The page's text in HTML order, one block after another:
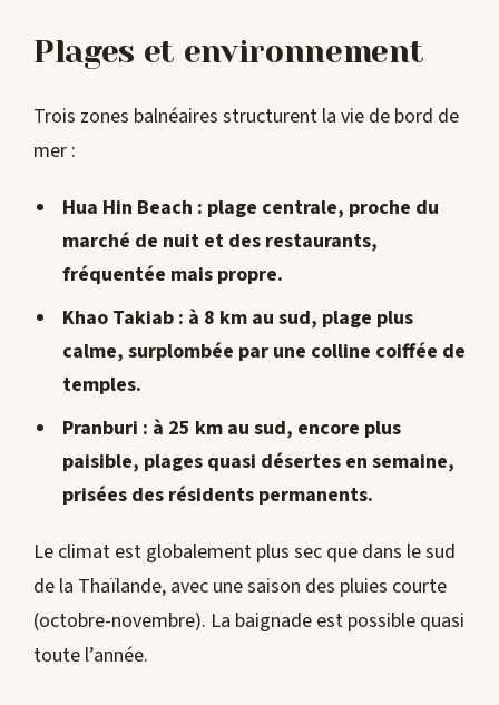
Plages et environnement
Trois zones balnéaires structurent la vie de bord de
mer :
Hua Hin Beach : plage centrale, proche du
marché de nuit et des restaurants,
fréquentée mais propre.
Khao Takiab: à 8 km au sud, plage plus
calme, surplombée par une colline coiffée de
temples.
Pranburi : à 25 km au sud, encore plus
paisible, plages quasi désertes en semaine,
prisées des résidents permanents.
Le climat est globalement plus sec que dans le sud
de la Thaïlande, avec une saison des pluies courte
(octobre-novembre). La baignade est possible quasi
toute l’année.